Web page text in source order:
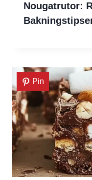
Nougatrutor:
Pin